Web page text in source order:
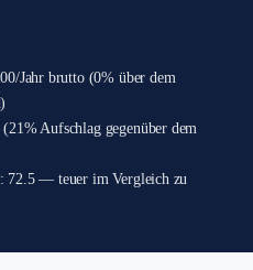
Jahr brutto (0% über dem
Aufschlag gegenüber dem
72.5 — teuer im Vergleich zu